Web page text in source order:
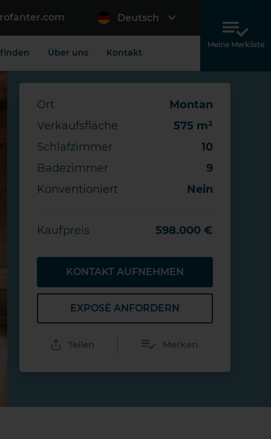
Meine Merkliste
Deutsch
Über uns Kontakt
Ort
Montan
Verkaufsfläche
575 m²
Schlafzimmer
10
Badezimmer
9
Konventioniert
Nein
Kaufpreis 598.000 €
KONTAKT AUFNEHMEN
EXPOSÈ ANFORDERN
Teilen Merken